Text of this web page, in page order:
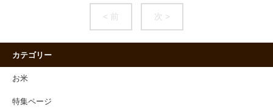
< 前 次 >
カテゴリー
お米
特集ページ